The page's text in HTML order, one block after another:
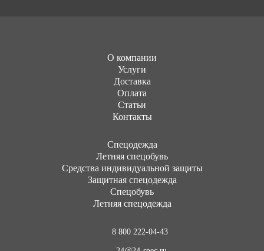
О компании
Услуги
Доставка
Оплата
Статьи
Контакты
Cпецодежда
Летняя спецобувь
Средства индивидуальной защиты
Защитная спецодежда
Спецобувь
Летняя спецодежда
8 800 222-04-43